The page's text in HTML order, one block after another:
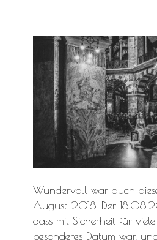
Wundervoll war auch
August 2018. Der
dass mit Sicherheit für
besonderes Datum war,